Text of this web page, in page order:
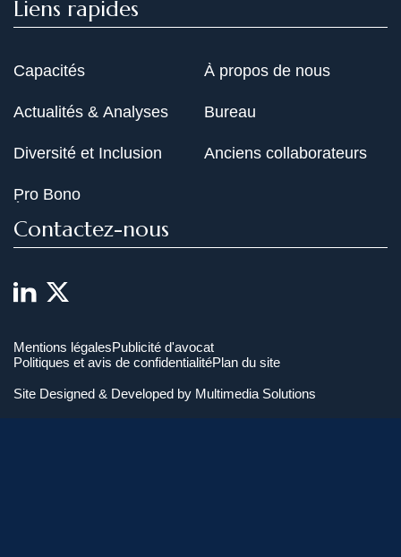
Liens rapides
Capacités
Actualités & Analyses
Diversité et Inclusion
Pro Bono
À propos de nous
Bureau
Anciens collaborateurs
Contactez-nous
Mentions légalesPublicité d'avocat
Politiques et avis de confidentialitéPlan du site
Site Designed & Developed by Multimedia Solutions